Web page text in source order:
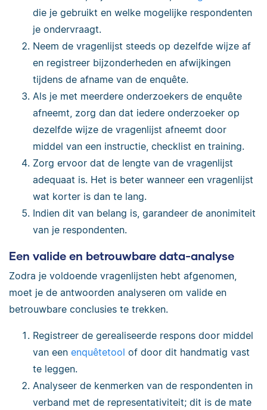
die je gebruikt en welke mogelijke respondenten
je ondervraagt.
Neem de vragenlijst steeds op dezelfde wijze af
en registreer bijzonderheden en afwijkingen
tijdens de afname van de enquête.
Als je met meerdere onderzoekers de enquête
afneemt, zorg dan dat iedere onderzoeker op
dezelfde wijze de vragenlijst afneemt door
middel van een instructie, checklist en training.
Zorg ervoor dat de lengte van de vragenlijst
adequaat is. Het is beter wanneer een vragenlijst
wat korter is dan te lang.
Indien dit van belang is, garandeer de anonimiteit
van je respondenten.
Een valide en betrouwbare data-analyse
Zodra je voldoende vragenlijsten hebt afgenomen,
moet je de antwoorden analyseren om valide en
betrouwbare conclusies te trekken.
Registreer de gerealiseerde respons door middel
van een enquêtetool of door dit handmatig vast
te leggen.
Analyseer de kenmerken van de respondenten in
verband met de representativiteit; dit is de mate